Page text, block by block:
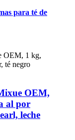
para té de
OEM,
al por
leche